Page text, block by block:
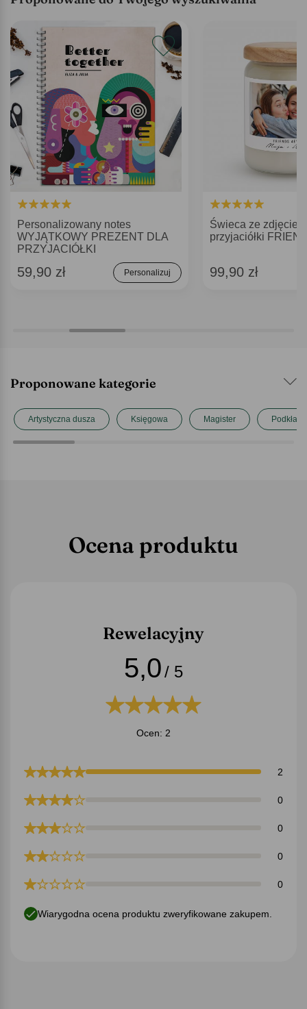
Personalizowany notes
WYJĄTKOWY PREZENT DLA
PRZYJACIÓŁKI
59,90 zł Personalizuj
Świeca ze
przyjaciółki
99,90 zł
Proponowane kategorie
Artystyczna dusza Księgowa Magister
Ocena produktu
Rewelacyjny
5,0/ 5
Ocen: 2
2
0
0
0
0
Wiarygodna ocena produktu zweryfikowane zakupem.